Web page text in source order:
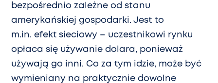
bezpośrednio zależne od stanu
amerykańskiej gospodarki. Jest to
m.in. efekt sieciowy – uczestnikowi rynku
opłaca się używanie dolara, ponieważ
używają go inni. Co za tym idzie, może być
wymieniany na praktycznie dowolne